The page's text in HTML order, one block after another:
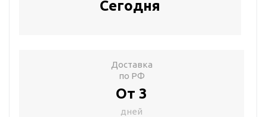
Сегодня
Доставка
по РФ
От 3
дней